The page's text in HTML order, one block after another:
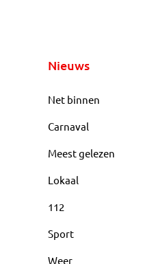
Nieuws
Net binnen
Carnaval
Meest gelezen
Lokaal
112
Sport
Weer